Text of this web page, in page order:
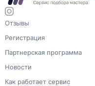
Отзывы
Регистрация
Партнерская программа
Новости
Как работает сервис